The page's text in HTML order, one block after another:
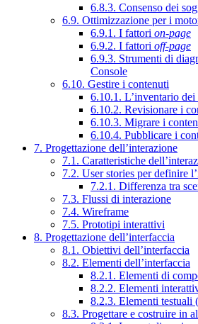
6.8.3. Consenso dei
6.9. Ottimizzazione per i
6.9.1. I fattori on-page
6.9.2. I fattori off-page
6.9.3. Strumenti di
Console
6.10. Gestire i contenuti
6.10.1. L’inventario dei
6.10.2. Revisionare i
6.10.3. Migrare i
6.10.4. Pubblicare i
7. Progettazione dell’interazione
7.1. Caratteristiche
7.2. User stories per definire
7.2.1. Differenza tra
7.3. Flussi di interazione
7.4. Wireframe
7.5. Prototipi interattivi
8. Progettazione dell’interfaccia
8.1. Obiettivi dell’interfaccia
8.2. Elementi dell’interfaccia
8.2.1. Elementi di
8.2.2. Elementi
8.2.3. Elementi testuali
8.3. Progettare e costruire in